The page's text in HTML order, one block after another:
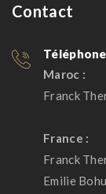
Contact
Téléphone
Maroc :
Franck
France :
Franck
Emilie